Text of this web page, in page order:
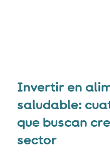
Invertir en
saludable:
que buscan
sector